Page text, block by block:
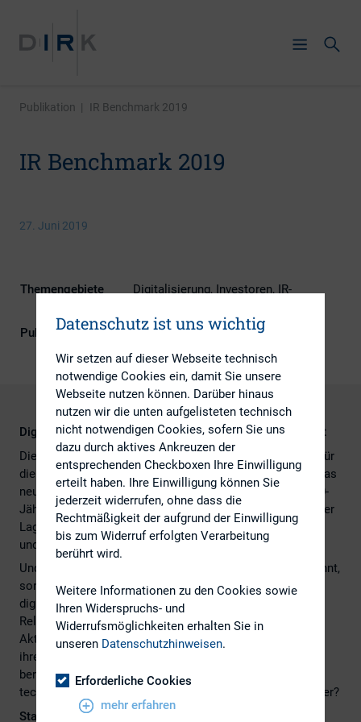
Publikation | IR Benchmark 2019
IR Benchmark 2019
27. Juni 2019
Themengebiete
Digitalisierung, Investoren, IR-
Publikationsform
Externe Publikationen
Digitale Investor Relations: Neue Generation macht Ernst
Die Europawahl hat sich als knallharter Realitäts-Check für
die öffentliche Online-Kommunikation erwiesen: Sie ist das
neueste Beispiel dafür, dass die Generation der 18- bis 30-
Jährigen mit ihrer digitalen Wucht im Handumdrehen in der
Lage ist, massive Veränderungen in Gesellschaft, Politik
und Wirtschaft anzustoßen und vor sich herzutreiben.
Und diese neue Generation hat nicht nur ihre Macht erkannt,
sondern auch völlig andere Bedürfnisse als ihre weniger
digitalen Vorgänger. Was heißt das nun für die Investor
Relations und wie gut sind Konzerne auf die jüngeren
Aktionäre vorbereitet? Halten sie, was sie in
ihrer
berücksichtigen sie dort die thematischen und
technologischen Bedürfnisse der kommenden Shareholder?
Status quo IR: Verändert hat sich wenig
Datenschutz ist uns wichtig
Wir setzen auf dieser Webseite technisch
notwendige Cookies ein, damit Sie unsere
Webseite nutzen können. Darüber hinaus
nutzen wir die unten aufgelisteten technisch
nicht notwendigen Cookies, sofern Sie uns
dazu durch aktives Ankreuzen der
entsprechenden Checkboxen Ihre Einwilligung
erteilt haben. Ihre Einwilligung können Sie
jederzeit widerrufen, ohne dass die
Rechtmäßigkeit der aufgrund der Einwilligung
bis zum Widerruf erfolgten Verarbeitung
berührt wird.
Weitere Informationen zu den Cookies sowie
Ihren Widerspruchs- und
Widerrufsmöglichkeiten erhalten Sie in
unseren Datenschutzhinweisen.
Erforderliche Cookies
mehr erfahren